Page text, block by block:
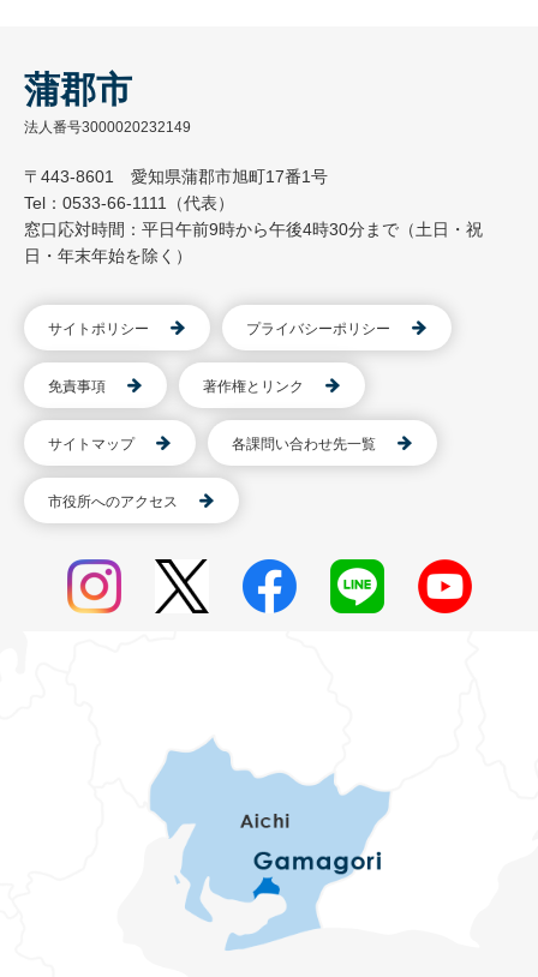
蒲郡市
法人番号3000020232149
〒443-8601 愛知県蒲郡市旭町17番1号
Tel：0533-66-1111（代表）
窓口応対時間：平日午前9時から午後4時30分まで（土日・祝
日・年末年始を除く）
サイトポリシー プライバシーポリシー
免責事項 著作権とリンク
サイトマップ 各課問い合わせ先一覧
市役所へのアクセス